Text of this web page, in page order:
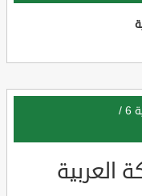
/
العربية